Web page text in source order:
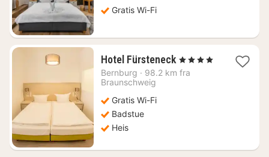
Gratis Wi-Fi
Hotel Fürsteneck 1
natt
, 4 Stjerner
Bernburg · 98.2 km fra
Braunschweig
Gratis Wi-Fi
Badstue
Heis